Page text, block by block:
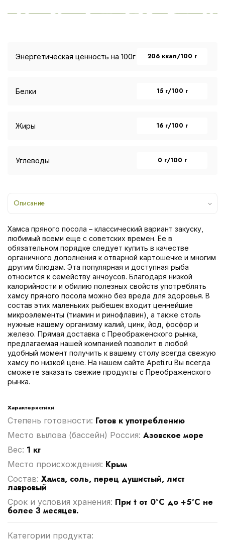
Энергетическая ценность на 100г 206 ккал/100 г
Белки 15 г/100 г
Жиры 16 г/100 г
Углеводы 0 г/100 г
Описание
Хамса пряного посола – классический вариант закуску,
любимый всеми еще с советских времен. Ее в
обязательном порядке следует купить в качестве
органичного дополнения к отварной картошечке и многим
другим блюдам. Эта популярная и доступная рыба
относится к семейству анчоусов. Благодаря низкой
калорийности и обилию полезных свойств употреблять
хамсу пряного посола можно без вреда для здоровья. В
состав этих маленьких рыбешек входит ценнейшие
микроэлементы (тиамин и ринофлавин), а также столь
нужные нашему организму калий, цинк, йод, фосфор и
железо. Прямая доставка с Преображенского рынка,
предлагаемая нашей компанией позволит в любой
удобный момент получить к вашему столу всегда свежую
хамсу по низкой цене. На нашем сайте Apeti.ru Вы всегда
сможете заказать свежие продукты с Преображенского
рынка.
Характеристики
Степень готовности: Готов к употреблению
Место вылова (бассейн) Россия: Азовское море
Вес: 1 кг
Место происхождения: Крым
Cостав: Хамса, соль, перец душистый, лист
лавровый
Срок и условия хранения: При t от 0°С до +5°С не
более 3 месяцев.
Категории продукта: